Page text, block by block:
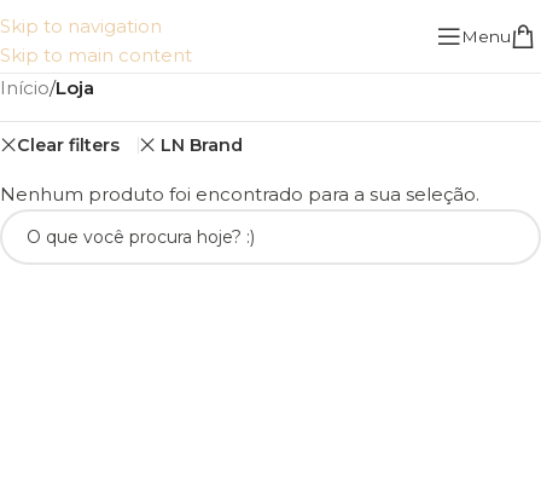
Skip to navigation
Skip to main content
Menu
Início/Loja
Clear filters LN Brand
Nenhum produto foi encontrado para a sua seleção.